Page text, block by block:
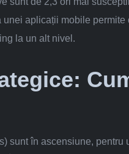
aplicații mobile
la un alt nivel.
sunt în ascensiune,